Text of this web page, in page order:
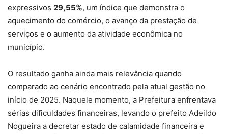
expressivos 29,55%, um índice que demonstra o
aquecimento do comércio, o avanço da prestação de
serviços e o aumento da atividade econômica no
município.
O resultado ganha ainda mais relevância quando
comparado ao cenário encontrado pela atual gestão no
início de 2025. Naquele momento, a Prefeitura enfrentava
sérias dificuldades financeiras, levando o prefeito Adeildo
Nogueira a decretar estado de calamidade financeira e